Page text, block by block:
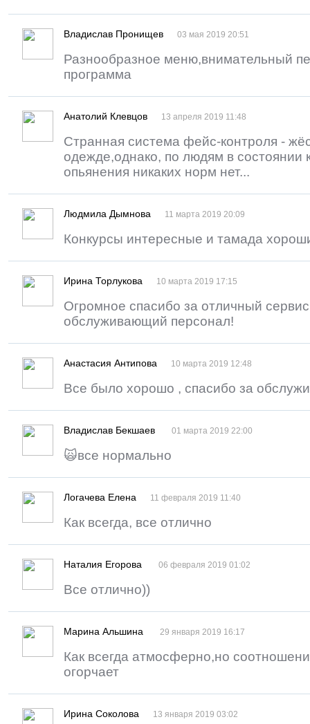
Владислав Пронищев 03 мая 2019 20:51
Разнообразное меню,внимательный
программа
Анатолий Клевцов 13 апреля 2019 11:48
Странная система фейс-контроля -
одежде,однако, по людям в состоянии
опьянения никаких норм нет...
Людмила Дымнова 11 марта 2019 20:09
Конкурсы интересные и тамада
Ирина Торлукова 10 марта 2019 17:15
Огромное спасибо за отличный
обслуживающий персонал!
Анастасия Антипова 10 марта 2019 12:48
Все было хорошо , спасибо за
Владислав Бекшаев 01 марта 2019 22:00
🙀все нормально
Логачева Елена 11 февраля 2019 11:40
Как всегда, все отлично
Наталия Егорова 06 февраля 2019 01:02
Все отлично))
Марина Альшина 29 января 2019 16:17
Как всегда атмосферно,но
огорчает
Ирина Соколова 13 января 2019 03:02